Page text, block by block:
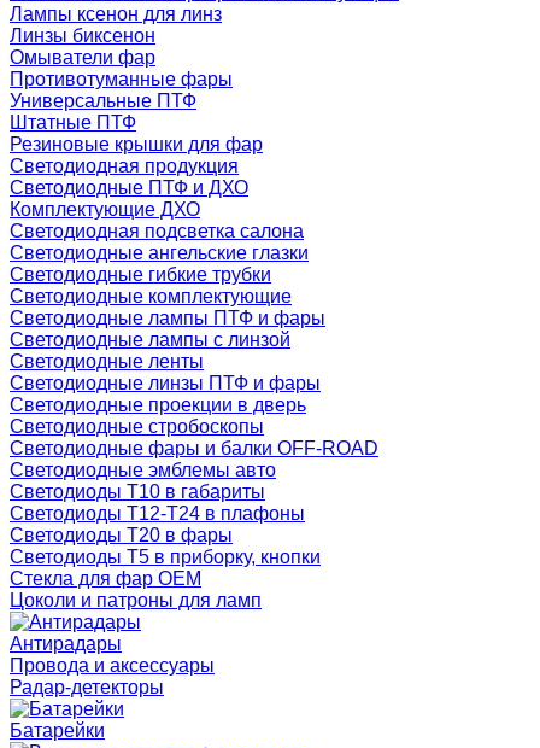
Лампы ксенон для линз
Линзы биксенон
Омыватели фар
Противотуманные фары
Универсальные ПТФ
Штатные ПТФ
Резиновые крышки для фар
Светодиодная продукция
Светодиодные ПТФ и ДХО
Комплектующие ДХО
Светодиодная подсветка салона
Светодиодные ангельские глазки
Светодиодные гибкие трубки
Светодиодные комплектующие
Светодиодные лампы ПТФ и фары
Светодиодные лампы с линзой
Светодиодные ленты
Светодиодные линзы ПТФ и фары
Светодиодные проекции в дверь
Светодиодные стробоскопы
Светодиодные фары и балки OFF-ROAD
Светодиодные эмблемы авто
Светодиоды T10 в габариты
Светодиоды T12-T24 в плафоны
Светодиоды T20 в фары
Светодиоды T5 в приборку, кнопки
Стекла для фар OEM
Цоколи и патроны для ламп
Антирадары
Провода и аксессуары
Радар-детекторы
Батарейки